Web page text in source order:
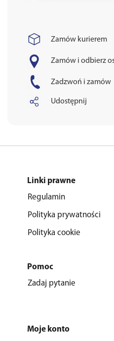
Zamów kurierem
Zamów i odbierz
Zadzwoń i zamów
Udostępnij
Linki prawne
Regulamin
Polityka prywatności
Polityka cookie
Pomoc
Zadaj pytanie
Moje konto